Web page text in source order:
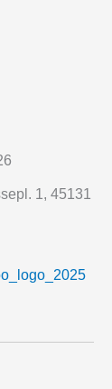
1, 45131